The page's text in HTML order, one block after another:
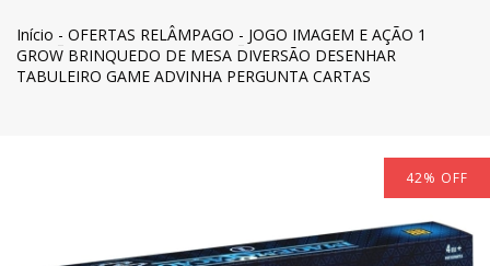
Início - OFERTAS RELÂMPAGO - JOGO IMAGEM E AÇÃO 1
GROW BRINQUEDO DE MESA DIVERSÃO DESENHAR
TABULEIRO GAME ADVINHA PERGUNTA CARTAS
42% OFF